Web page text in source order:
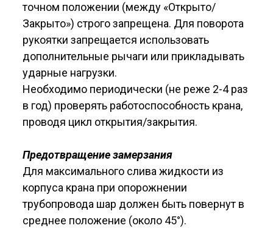
точном положении (между «Открыто/
Закрыто») строго запрещена. Для поворота
рукоятки запрещается использовать
дополнительные ры­чаги или прикладывать
ударные нагрузки.
Необходимо периодически (не реже 2-4 раз
в год) проверять работоспособность крана,
проводя цикл открытия/закрытия.
Предотвращение замерзания
Для максимального слива жидкости из
корпуса крана при опорожнении
трубопровода шар должен быть повернут в
среднее положе­ние (около 45°).